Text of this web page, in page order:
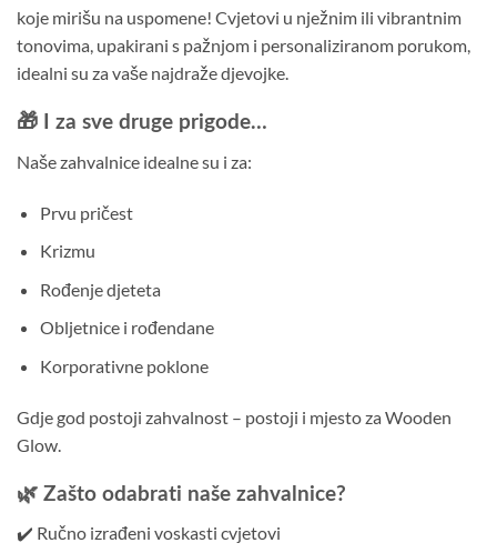
koje mirišu na uspomene! Cvjetovi u nježnim ili vibrantnim
tonovima, upakirani s pažnjom i personaliziranom porukom,
idealni su za vaše najdraže djevojke.
🎁 I za sve druge prigode…
Naše zahvalnice idealne su i za:
Prvu pričest
Krizmu
Rođenje djeteta
Obljetnice i rođendane
Korporativne poklone
Gdje god postoji zahvalnost – postoji i mjesto za Wooden
Glow.
🌿 Zašto odabrati naše zahvalnice?
✔️ Ručno izrađeni voskasti cvjetovi